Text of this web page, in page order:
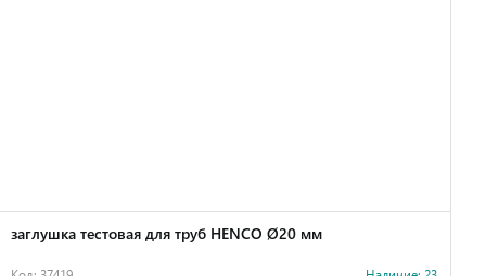
заглушка тестовая для труб HENCO Ø20 мм